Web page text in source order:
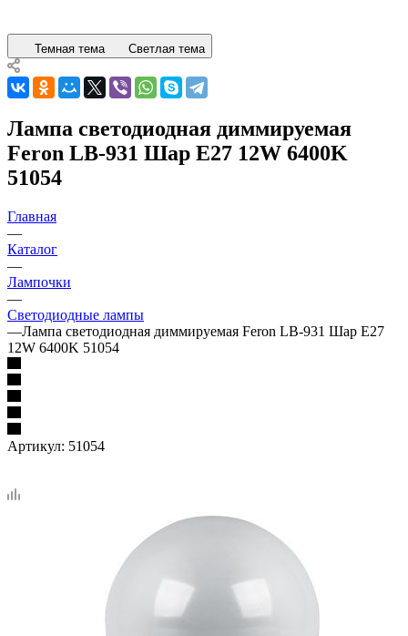
Темная тема Светлая тема
Лампа светодиодная диммируемая
Feron LB-931 Шар E27 12W 6400K
51054
Главная
—
Каталог
—
Лампочки
—
Светодиодные лампы
—Лампа светодиодная диммируемая Feron LB-931 Шар E27
12W 6400K 51054
Артикул: 51054